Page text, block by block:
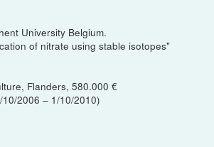
University Belgium.
of nitrate using stable isotopes"
Flanders, 580.000 €
2006 – 1/10/2010)